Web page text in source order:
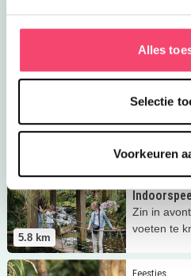
Alles
Selectie
Voorkeuren
Zwemles
Bosbad
Vovem
Vovem
Lees meer Vovem Volleybal
5.8 km
Eropuit
Zin in
voeten te
Lees meer Indoorspeeltuin
Feestjes
Lees meer Een tropische party